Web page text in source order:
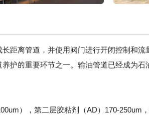
距离管道，并使用阀门进行开闭控制和流
护的重要环节之一。输油管道已经成为石
），第二层胶粘剂（AD）170-250um